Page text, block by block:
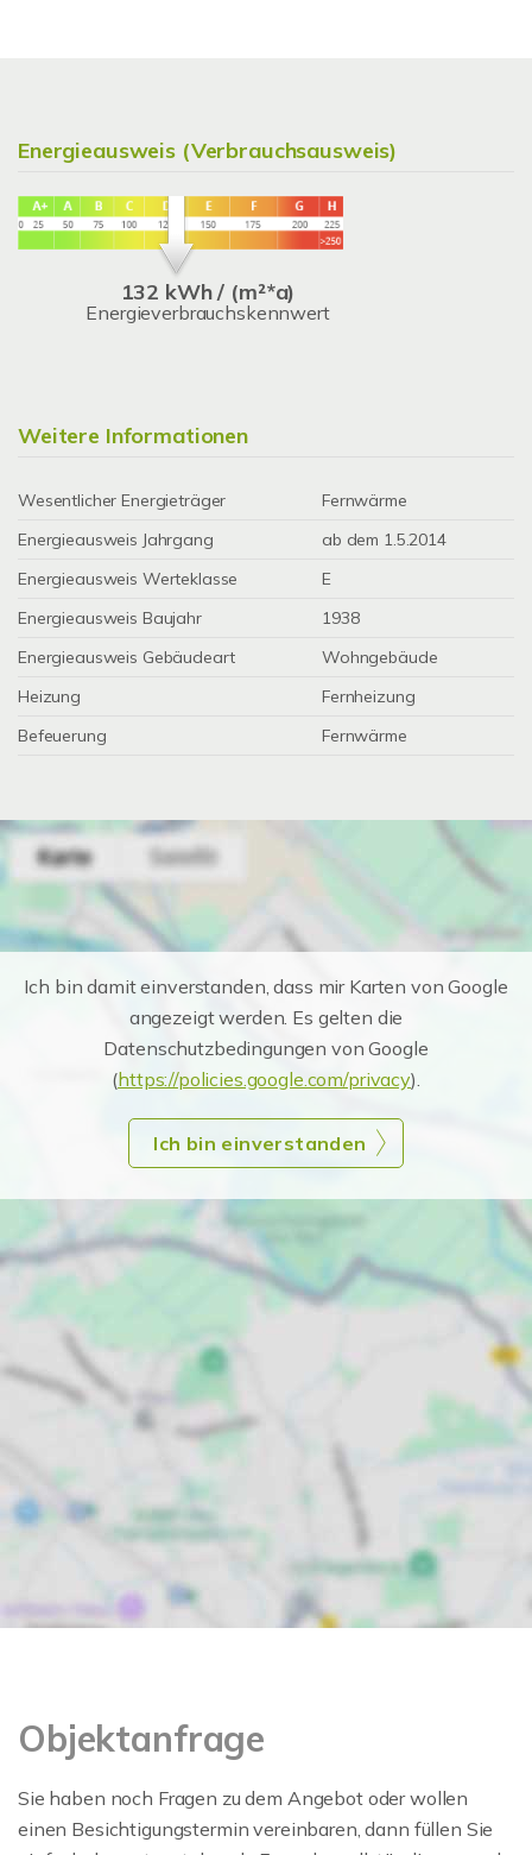
Energieausweis (Verbrauchsausweis)
132 kWh / (m²*a)
Energieverbrauchskennwert
Weitere Informationen
Wesentlicher Energieträger
Fernwärme
Energieausweis Jahrgang
ab dem 1.5.2014
Energieausweis Werteklasse
E
Energieausweis Baujahr
1938
Energieausweis Gebäudeart
Wohngebäude
Heizung
Fernheizung
Befeuerung
Fernwärme
Ich bin damit einverstanden, dass mir Karten von Google
angezeigt werden. Es gelten die
Datenschutzbedingungen von Google
(https://policies.google.com/privacy).
Ich bin einverstanden
Objektanfrage
Sie haben noch Fragen zu dem Angebot oder wollen
einen Besichtigungstermin vereinbaren, dann füllen Sie